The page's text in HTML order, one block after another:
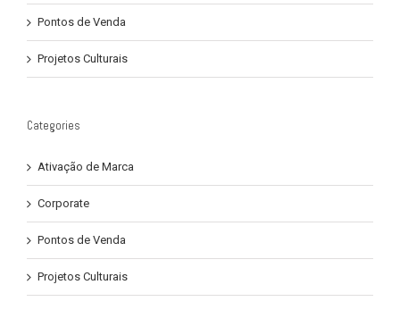
Pontos de Venda
Projetos Culturais
Categories
Ativação de Marca
Corporate
Pontos de Venda
Projetos Culturais